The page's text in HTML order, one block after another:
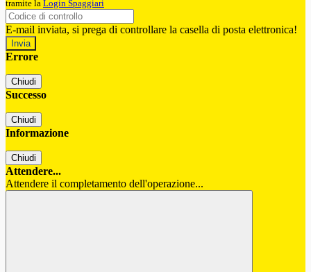
tramite la Login Spaggiari
E-mail inviata, si prega di controllare la casella di posta elettronica!
Errore
Chiudi
Successo
Chiudi
Informazione
Chiudi
Attendere...
Attendere il completamento dell'operazione...